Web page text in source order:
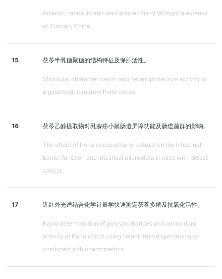
Arsenic, cadmium and lead in sclerotia of Wolfiporia extensa
of Yunnan, China.
15 茯苓半乳糖聚糖的结构特征及保肝活性。
Structural characterization and hepatoprotective activity of
a galactoglucan from Poria cocos.
16 茯苓乙醇提取物对乳腺癌小鼠肠道屏障功能及肠道菌群的影响。
The effect of Poria cocos ethanol extract on the intestinal
barrier function and intestinal microbiota in mice with breast
cancer.
17 近红外光谱结合化学计量学快速测定茯苓多糖及抗氧化活性。
Rapid determination of polysaccharides and antioxidant
activity of Poria cocos using near-infrared spectroscopy
combined with chemometrics.